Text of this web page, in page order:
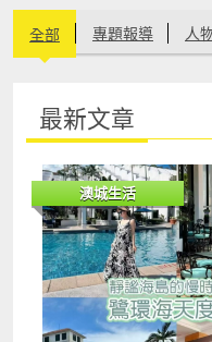
即可免費續睇 myTV
播，tvN、PopC、
外熱播頻道，大人細
播，視覺震撼升級 超
《正義女神》｜視后
億，氣勢如虹 華語劇
高甜，治癒感滿滿 韓
程高能，劇情反轉連
篇》｜尋訪地道滋味
httpss.ctm.net1K9Tq
全部 專題報導 人
節慶盛事 環保自然
最新文章
澳城生活